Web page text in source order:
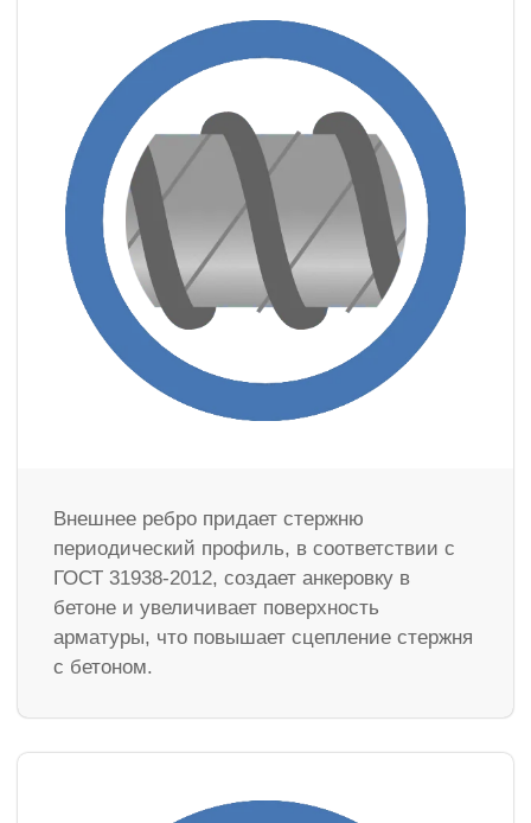
Внешнее ребро придает стержню
периодический профиль, в соответствии с
ГОСТ 31938-2012, создает анкеровку в
бетоне и увеличивает поверхность
арматуры, что повышает сцепление стержня
с бетоном.